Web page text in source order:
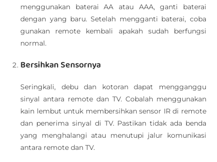
menggunakan baterai AA atau AAA, ganti baterai
dengan yang baru. Setelah mengganti baterai, coba
gunakan remote kembali apakah sudah berfungsi
normal.
Bersihkan Sensornya
Seringkali, debu dan kotoran dapat mengganggu
sinyal antara remote dan TV. Cobalah menggunakan
kain lembut untuk membersihkan sensor IR di remote
dan penerima sinyal di TV. Pastikan tidak ada benda
yang menghalangi atau menutupi jalur komunikasi
antara remote dan TV.